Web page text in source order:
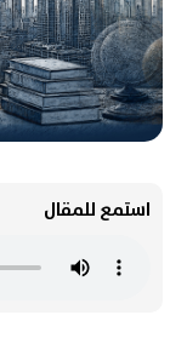
استمع للمقال